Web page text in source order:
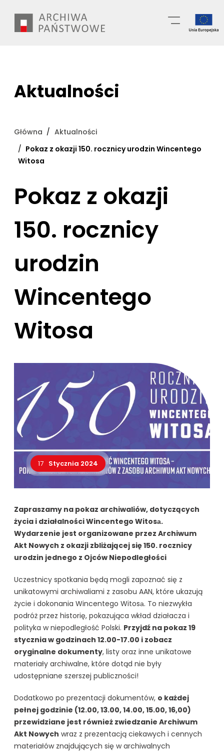
treści
Aktualności
Główna
Aktualności
Pokaz z okazji 150. rocznicy urodzin Wincentego
Witosa
Pokaz z okazji
150. rocznicy
urodzin
Wincentego
Witosa
17 Stycznia 2024
Zapraszamy na pokaz archiwaliów, dotyczących
życia i działalności Wincentego Witosа.
Wydarzenie jest organizowane przez Archiwum
Akt Nowych z okazji zbliżającej się 150. rocznicy
urodzin jednego z Ojców Niepodległości
Uczestnicy spotkania będą mogli zapoznać się z
unikatowymi archiwaliami z zasobu AAN, które ukazują
życie i dokonania Wincentego Witosа. To niezwykła
podróż przez historię, pokazująca wkład działacza i
polityka w niepodległość Polski. Przyjdź na pokaz 19
stycznia w godzinach 12.00-17.00 i zobacz
oryginalne dokumenty, listy oraz inne unikatowe
materiały archiwalne, które dotąd nie były
udostępniane szerszej publiczności!
Dodatkowo po prezentacji dokumentów, o każdej
pełnej godzinie (12.00, 13.00, 14.00, 15.00, 16,00)
przewidziane jest również zwiedzanie Archiwum
Akt Nowych wraz z prezentacją ciekawych i cennych
materiałów znajdujących się w archiwalnych